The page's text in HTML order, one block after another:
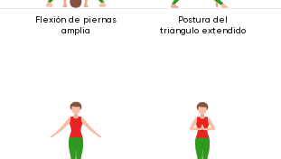
Flexión de piernas
amplia
Postura del
triángulo extendido